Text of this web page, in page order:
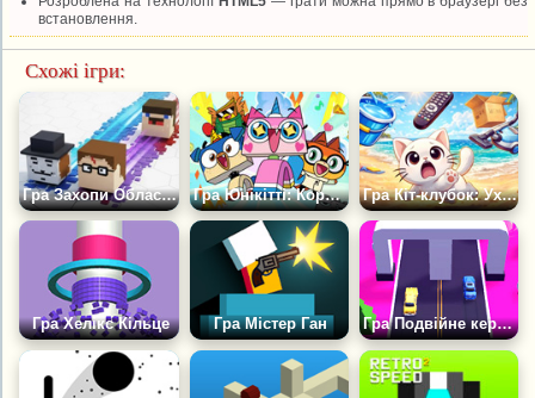
встановлення.
Схожі ігри:
Гра Захопи Область 3Д Гра Юнікітті: Королівська Високість Гра Кіт-клубок: Ухиляйся
Гра Хелікс Кільце Гра Містер Ган Гра Подвійне керування